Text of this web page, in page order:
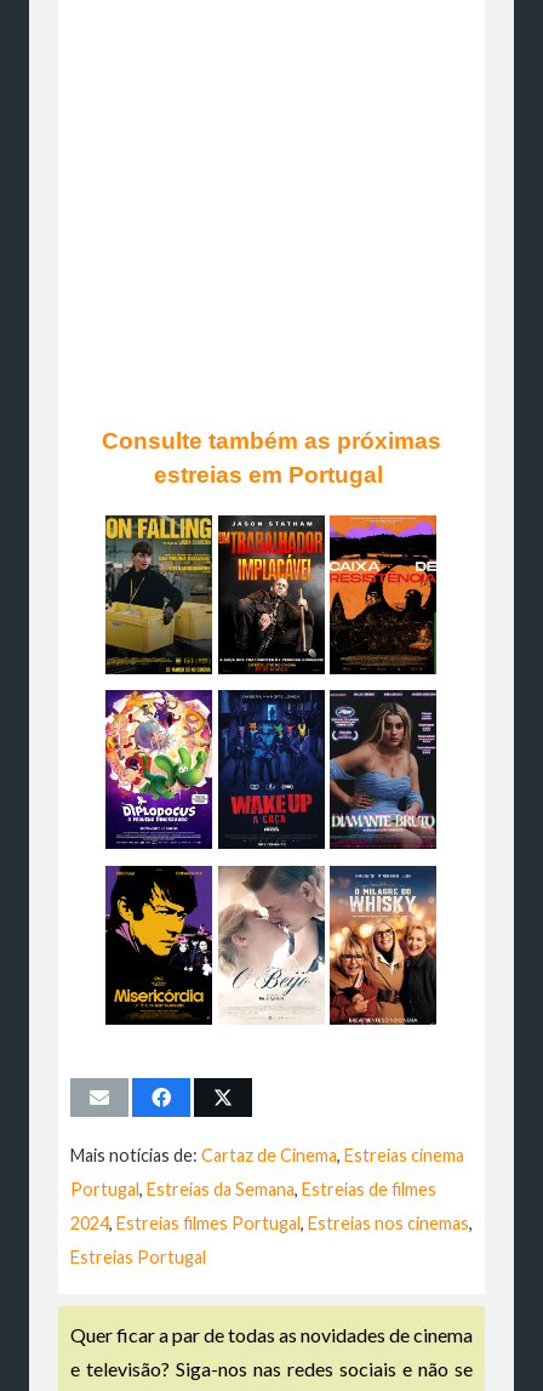
Consulte também as próximas
estreias em Portugal
Mais notícias de: Cartaz de Cinema, Estreias cinema
Portugal, Estreias da Semana, Estreias de filmes
2024, Estreias filmes Portugal, Estreias nos cinemas,
Estreias Portugal
Quer ficar a par de todas as novidades de cinema
e televisão? Siga-nos nas redes sociais e não se